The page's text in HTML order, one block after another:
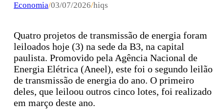
Economia/03/07/2026/hiqs
Quatro projetos de transmissão de energia foram
leiloados hoje (3) na sede da B3, na capital
paulista. Promovido pela Agência Nacional de
Energia Elétrica (Aneel), este foi o segundo leilão
de transmissão de energia do ano. O primeiro
deles, que leiloou outros cinco lotes, foi realizado
em março deste ano.